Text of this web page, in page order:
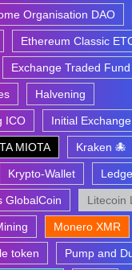
Organisation DAO
Ethereum Classic
Exchange Traded
Halvening
ICO Initial
MIOTA Kraken 🐙
Krypto-Wallet
GlobalCoin Litecoin
Monero XMR
token Pump and